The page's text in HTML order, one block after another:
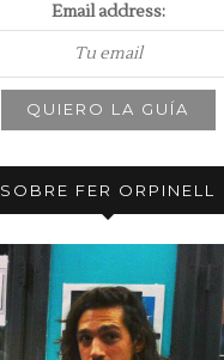
Email address:
SOBRE FER ORPINELL